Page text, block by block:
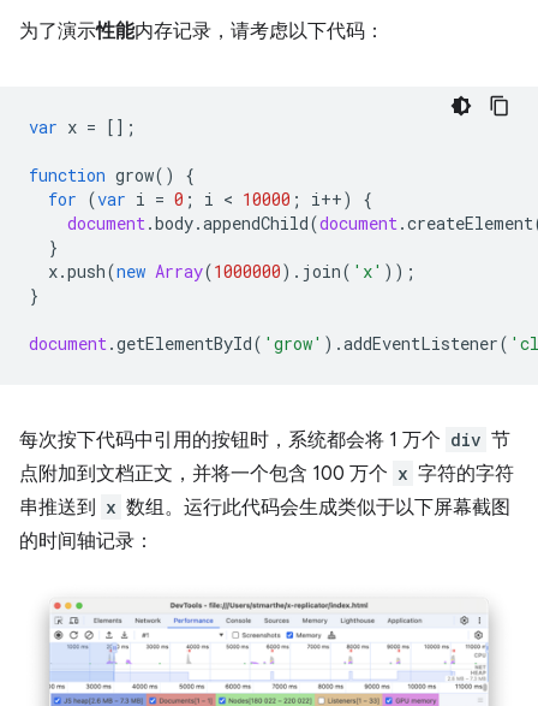
为了演示性能内存记录，请考虑以下代码：
var x = [];
function grow()
{
for (var i = 0 ; i < 10000 ; i++)
{
document .body.appendChild(document .createElement
}
x.push(new Array(1000000). join( 'x' ));
}
document .getElementById( 'grow' ).addEventListener(
每次按下代码中引用的按钮时，系统都会将 1 万个 div 节
点附加到文档正文，并将一个包含 100 万个 x 字符的字符
串推送到 x 数组。运行此代码会生成类似于以下屏幕截图
的时间轴记录：